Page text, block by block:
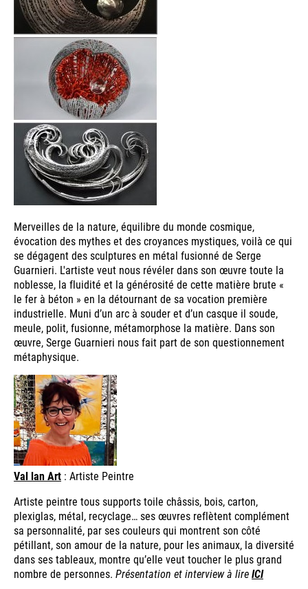
Merveilles de la nature, équilibre du monde cosmique,
évocation des mythes et des croyances mystiques, voilà ce qui
se dégagent des sculptures en métal fusionné de Serge
Guarnieri. L'artiste veut nous révéler dans son œuvre toute la
noblesse, la fluidité et la générosité de cette matière brute «
le fer à béton » en la détournant de sa vocation première
industrielle. Muni d’un arc à souder et d’un casque il soude,
meule, polit, fusionne, métamorphose la matière. Dans son
œuvre, Serge Guarnieri nous fait part de son questionnement
métaphysique.
Val lan Art : Artiste Peintre
Artiste peintre tous supports toile châssis, bois, carton,
plexiglas, métal, recyclage… ses œuvres reflètent complément
sa personnalité, par ses couleurs qui montrent son côté
pétillant, son amour de la nature, pour les animaux, la diversité
dans ses tableaux, montre qu’elle veut toucher le plus grand
nombre de personnes. Présentation et interview à lireICI